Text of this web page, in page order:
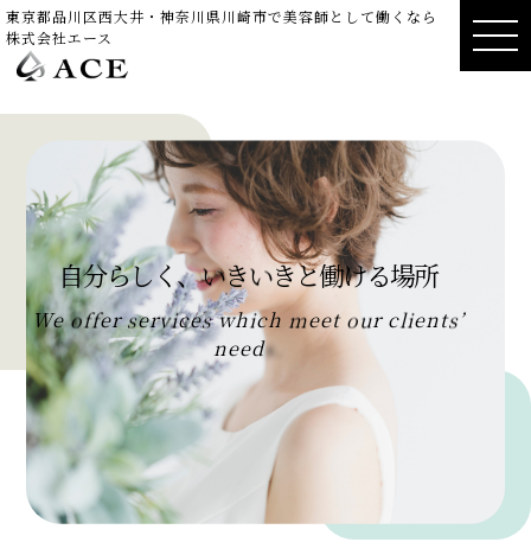
東京都品川区西大井・神奈川県川崎市で美容師として働くなら
株式会社エース
自分らしく、いきいきと働ける場所
We offer services which meet our clients’
needs